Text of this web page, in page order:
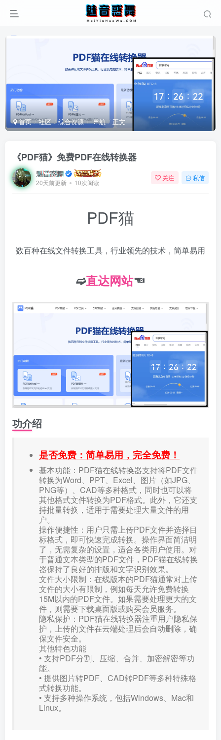
首页 社区 综合资源 导航 正文
《PDF猫》免费PDF在线转换器
魅音惑舞
20天前更新 10次阅读
关注 私信
PDF猫
数百种在线文件转换工具，行业领先的技术，简单易用
➫直达网站☜
功介绍
是否免费：简单易用，完全免费！
基本功能：PDF猫在线转换器支持将PDF文件
转换为Word、PPT、Excel、图片（如JPG、
PNG等）、CAD等多种格式，同时也可以将
其他格式文件转换为PDF格式。此外，它还支
持批量转换，适用于需要处理大量文件的用
户。
操作便捷性：用户只需上传PDF文件并选择目
标格式，即可快速完成转换。操作界面简洁明
了，无需复杂的设置，适合各类用户使用。对
于普通文本类型的PDF文件，PDF猫在线转换
器保持了良好的排版和文字识别效果。
文件大小限制：在线版本的PDF猫通常对上传
文件的大小有限制，例如每天允许免费转换
15M以内的PDF文件。如果需要处理更大的文
件，则需要下载桌面版或购买会员服务。
隐私保护：PDF猫在线转换器注重用户隐私保
护，上传的文件在云端处理后会自动删除，确
保文件安全。
其他特色功能
• 支持PDF分割、压缩、合并、加密解密等功
能。
• 提供图片转PDF、CAD转PDF等多种特殊格
式转换功能。
• 支持多种操作系统，包括Windows、Mac和
Linux。